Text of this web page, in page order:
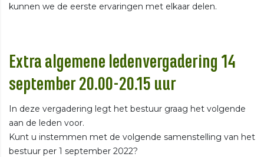
kunnen we de eerste ervaringen met elkaar delen.
Extra algemene ledenvergadering 14
september 20.00-20.15 uur
In deze vergadering legt het bestuur graag het volgende
aan de leden voor.
Kunt u instemmen met de volgende samenstelling van het
bestuur per 1 september 2022?